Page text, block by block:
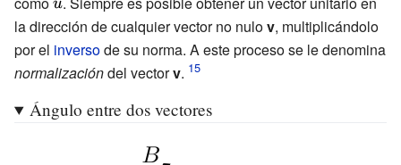
{\hat {u}}}
la dirección de cualquier vector no nulov, multiplicándolo
por el inversode su norma. A este proceso se le denomina
normalizacióndel vectorv.
Ángulo entre dos vectores